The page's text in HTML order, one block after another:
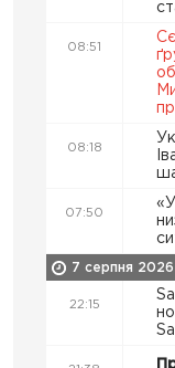
08:51
08:18
07:50
7 серпня 2026
22:15